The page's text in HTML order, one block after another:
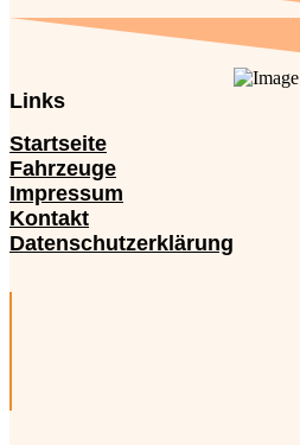
Links
Startseite
Fahrzeuge
Impressum
Kontakt
Datenschutzerklärung